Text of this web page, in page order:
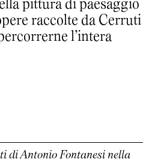
pittura di paesaggio
raccolte da Cerruti
l’intera
di Antonio Fontanesi nella